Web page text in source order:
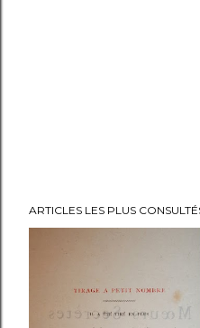
ARTICLES LES PLUS